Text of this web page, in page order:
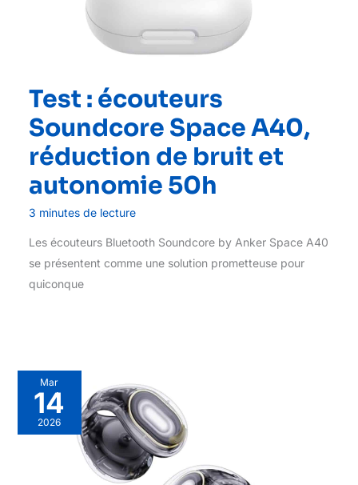
Test : écouteurs
Soundcore Space A40,
réduction de bruit et
autonomie 50h
3 minutes de lecture
Les écouteurs Bluetooth Soundcore by Anker Space A40
se présentent comme une solution prometteuse pour
quiconque
Mar
14
2026